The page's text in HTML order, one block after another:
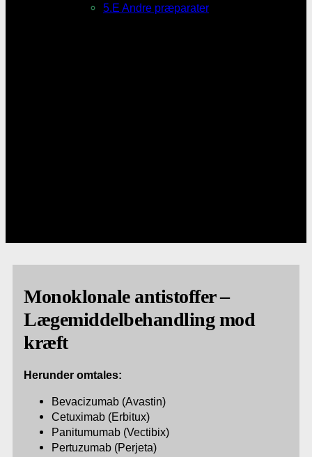
5.E Andre præparater
Monoklonale antistoffer –
Lægemiddelbehandling mod
kræft
Herunder omtales:
Bevacizumab (Avastin)
Cetuximab (Erbitux)
Panitumumab (Vectibix)
Pertuzumab (Perjeta)